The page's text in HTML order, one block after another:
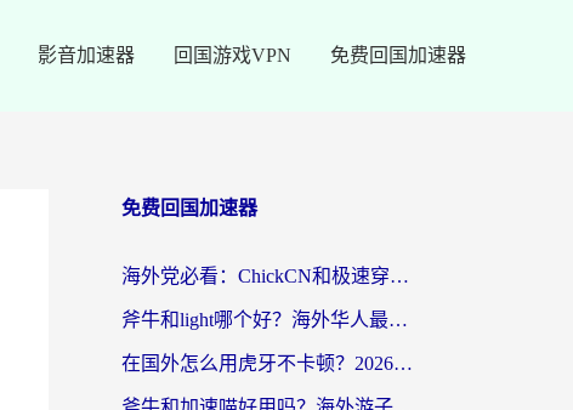
影音加速器 回国游戏VPN 免费回国加速器
免费回国加速器
海外党必看：ChickCN和极速穿梭VPN好用吗？3招教你选对回国加速器无缝刷国内资源
斧牛和light哪个好？海外华人最关心的回国加速器选择难题，一篇讲透
在国外怎么用虎牙不卡顿？2026海外华人亲测有效的回国加速器选择指南